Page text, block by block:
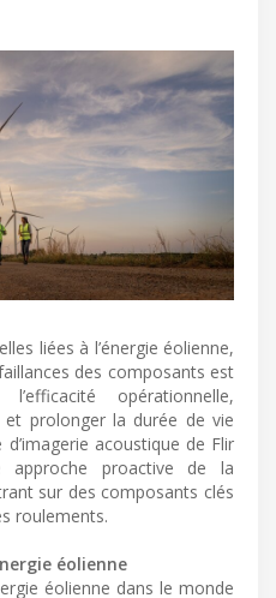
liées à l’énergie éolienne,
des composants est
opérationnelle,
et prolonger la durée de vie
acoustique de Flir
approche proactive de la
sur des composants clés
roulements.
éolienne
éolienne dans le monde